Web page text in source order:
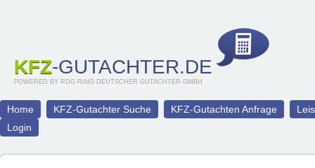
KFZ-GUTACHTER.DE
POWERED BY RDG RING DEUTSCHER GUTACHTER GMBH
Home KFZ-Gutachter Suche KFZ-Gutachten Anfrage
Login